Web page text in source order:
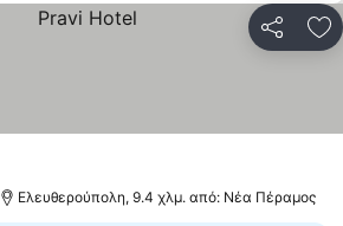
Ελευθερούπολη, 9.4 χλμ. από: Νέα Πέραμος